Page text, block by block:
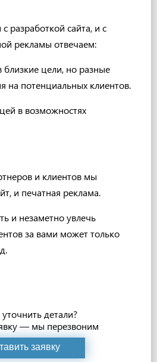
разработкой сайта, и с
рекламы отвечаем:
близкие цели, но разные
на потенциальных клиентов.
в возможностях
и клиентов мы
и печатная реклама.
и незаметно увлечь
за вами может только
детали?
— мы перезвоним
заявку